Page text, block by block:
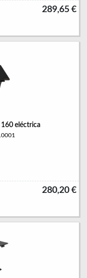
289,65 €
160 eléctrica
280,20 €